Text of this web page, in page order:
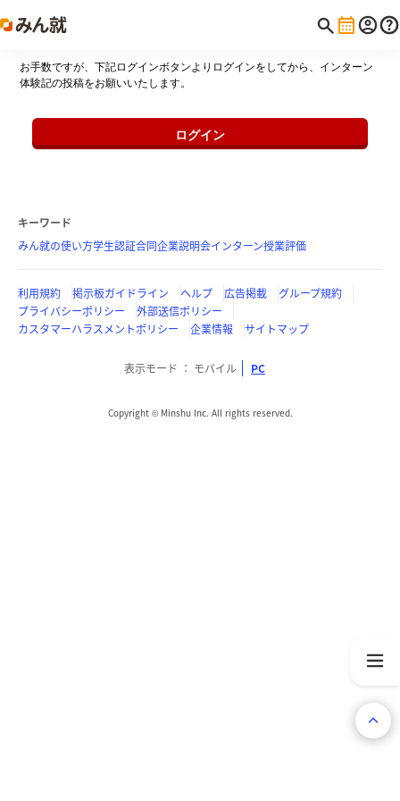
お手数ですが、下記ログインボタンよりログインをしてから、インターン
体験記の投稿をお願いいたします。
ログイン
キーワード
みん就の使い方学生認証合同企業説明会インターン授業評価
利用規約 掲示板ガイドライン ヘルプ 広告掲載
グループ規約
プライバシーポリシー
外部送信ポリシー
カスタマーハラスメントポリシー
企業情報 サイトマップ
表示モード モバイル PC
Copyright © Minshu Inc. All rights reserved.